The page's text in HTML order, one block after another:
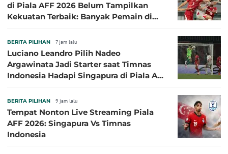
di Piala AFF 2026 Belum Tampilkan
Kekuatan Terbaik: Banyak Pemain di
BERITA PILIHAN 7 jam lalu
Luciano Leandro Pilih Nadeo
Argawinata Jadi Starter saat Timnas
Indonesia Hadapi Singapura di Piala AFF
BERITA PILIHAN 9 jam lalu
Tempat Nonton Live Streaming Piala
AFF 2026: Singapura Vs Timnas
Indonesia